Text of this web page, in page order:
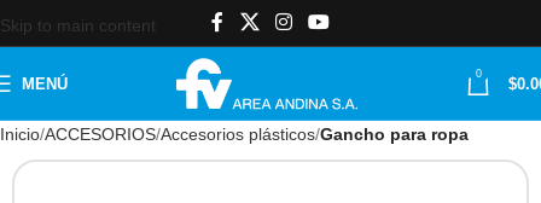
Skip to main content
MENÚ
0
$
Inicio ACCESORIOS Accesorios plásticos Gancho para ropa